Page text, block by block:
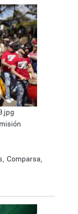
Comparsa,